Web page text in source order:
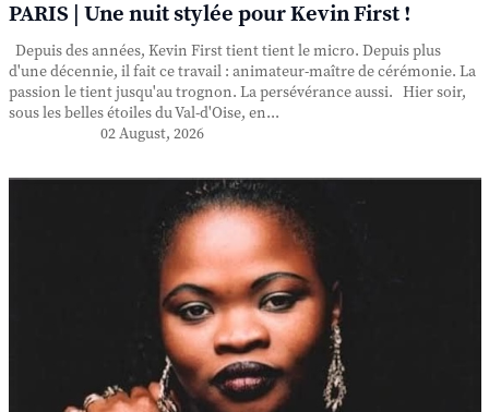
PARIS | Une nuit stylée pour Kevin First !
Depuis des années, Kevin First tient tient le micro. Depuis plus
d'une décennie, il fait ce travail : animateur-maître de cérémonie. La
passion le tient jusqu'au trognon. La persévérance aussi. Hier soir,
sous les belles étoiles du Val-d'Oise, en...
02 August, 2026